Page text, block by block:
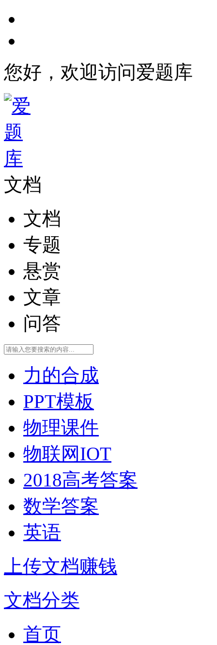
您好，欢迎访问爱题库
文档
文档
专题
悬赏
文章
问答
力的合成
PPT模板
物理课件
物联网IOT
2018高考答案
数学答案
英语
上传文档赚钱
文档分类
首页